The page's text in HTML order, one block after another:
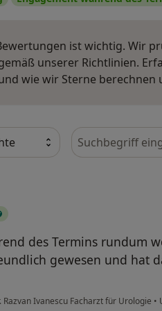
und Protein.
mit Urindiagnostik und
Ggf. eine
durch die Bauchdecke oder
zum Ausschluss von
(Großes Blutbild,
ist wichtig. Wir
unserer Richtlinien.
wie wir Sterne berechnen
Bewertungen
des Termins rundum
gewesen und hat
Razvan Ivanescu Facharzt für Urologie •